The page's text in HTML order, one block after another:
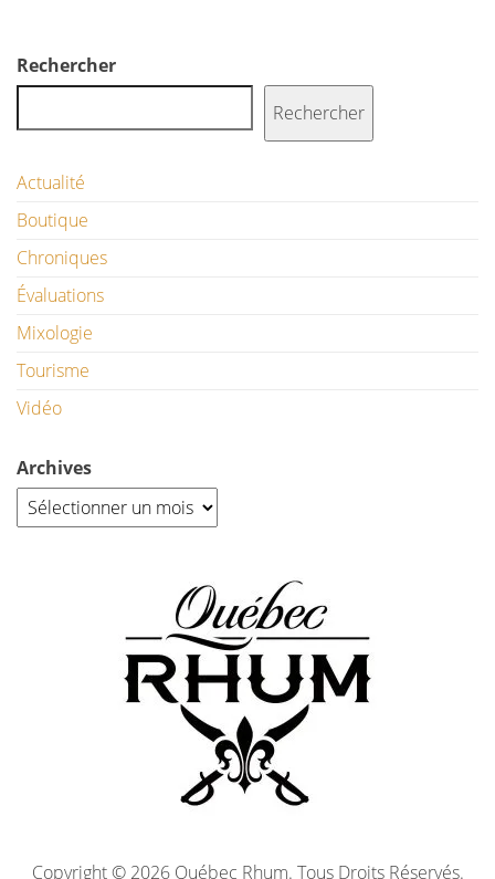
Rechercher
Rechercher
Actualité
Boutique
Chroniques
Évaluations
Mixologie
Tourisme
Vidéo
Archives
Copyright © 2026 Québec Rhum. Tous Droits Réservés.